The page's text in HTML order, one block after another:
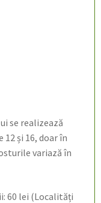
se realizează
și 16, doar în
variază în
60 lei (Localități